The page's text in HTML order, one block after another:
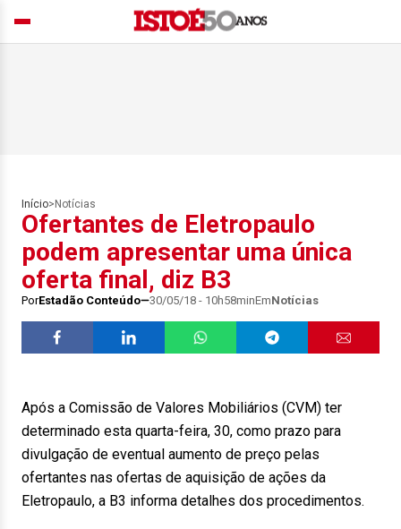
Início> Notícias
Ofertantes de Eletropaulo
podem apresentar uma única
oferta final, diz B3
PorEstadão Conteúdo 30/05/18 - 10h58minEmNotícias
Após a Comissão de Valores Mobiliários (CVM) ter
determinado esta quarta-feira, 30, como prazo para
divulgação de eventual aumento de preço pelas
ofertantes nas ofertas de aquisição de ações da
Eletropaulo, a B3 informa detalhes dos procedimentos.